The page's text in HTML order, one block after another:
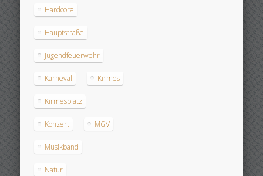
Hardcore
Hauptstraße
Jugendfeuerwehr
Karneval Kirmes
Kirmesplatz
Konzert MGV
Musikband
Natur